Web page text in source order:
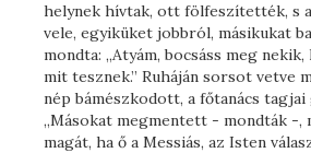
helynek hívtak, ott fölfeszítették, s
vele, egyiküket jobbról, másikukat
mondta: „Atyám, bocsáss meg
mit tesznek.” Ruháján sorsot vetve
nép bámészkodott, a főtanács tagjai
„Másokat megmentett - mondták -,
magát, ha ő a Messiás, az Isten